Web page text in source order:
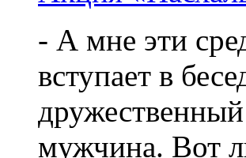
- А мне эти
вступает в
мужчина. Вот